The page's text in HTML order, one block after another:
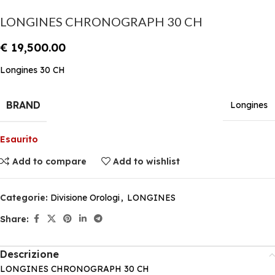
LONGINES CHRONOGRAPH 30 CH
€ 19,500.00
Longines 30 CH
BRAND Longines
Esaurito
Add to compare
Add to wishlist
Categorie: Divisione Orologi, LONGINES
Share:
Descrizione
LONGINES CHRONOGRAPH 30 CH